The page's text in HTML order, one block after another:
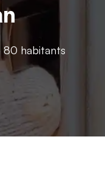
habitants